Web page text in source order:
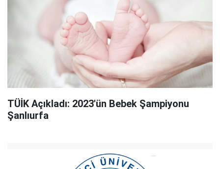
TÜİK Açıkladı: 2023'ün Bebek Şampiyonu
Şanlıurfa